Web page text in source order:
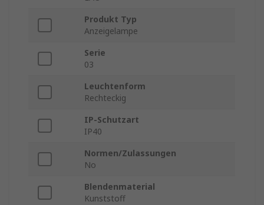
Produkt Typ
Anzeigelampe
Serie
03
Leuchtenform
Rechteckig
IP-Schutzart
IP40
Normen/Zulassungen
No
Blendenmaterial
Kunststoff